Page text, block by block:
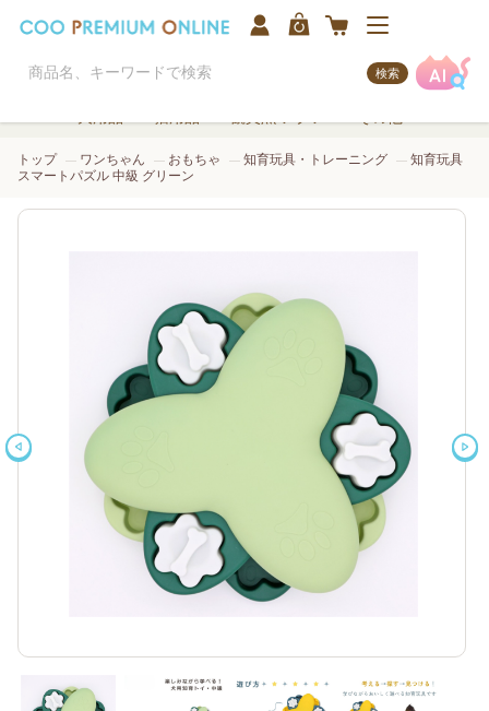
検索
トップ ワンちゃん おもちゃ 知育玩具・トレーニング
知育玩具
スマートパズル 中級 グリーン